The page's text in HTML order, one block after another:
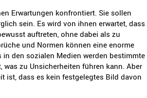
Erwartungen konfrontiert. Sie sollen
sein. Es wird von ihnen erwartet, dass
auftreten, ohne dabei als zu
und Normen können eine enorme
den sozialen Medien werden bestimmte
was zu Unsicherheiten führen kann. Aber
ist, dass es kein festgelegtes Bild davon